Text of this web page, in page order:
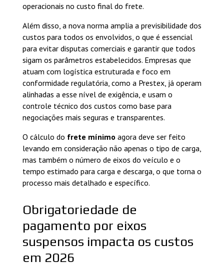
operacionais no custo final do frete.
Além disso, a nova norma amplia a previsibilidade dos
custos para todos os envolvidos, o que é essencial
para evitar disputas comerciais e garantir que todos
sigam os parâmetros estabelecidos. Empresas que
atuam com logística estruturada e foco em
conformidade regulatória, como a Prestex, já operam
alinhadas a esse nível de exigência, e usam o
controle técnico dos custos como base para
negociações mais seguras e transparentes.
O cálculo do frete mínimo agora deve ser feito
levando em consideração não apenas o tipo de carga,
mas também o número de eixos do veículo e o
tempo estimado para carga e descarga, o que torna o
processo mais detalhado e específico.
Obrigatoriedade de
pagamento por eixos
suspensos impacta os custos
em 2026